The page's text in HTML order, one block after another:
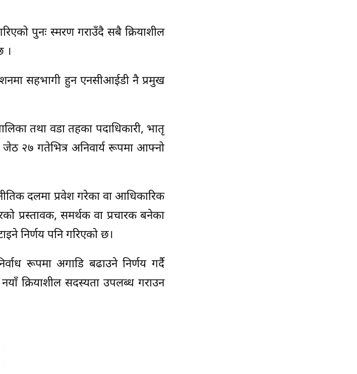
पुनः स्मरण गराउँदै सबै क्रियाशील
।
सहभागी हुन एनसीआईडी नै प्रमुख
तथा वडा तहका पदाधिकारी, भातृ
२७ गतेभित्र अनिवार्य रूपमा आफ्नो
दलमा प्रवेश गरेका वा आधिकारिक
प्रस्तावक, समर्थक वा प्रचारक बनेका
निर्णय पनि गरिएको छ।
रूपमा अगाडि बढाउने निर्णय गर्दै
क्रियाशील सदस्यता उपलब्ध गराउन